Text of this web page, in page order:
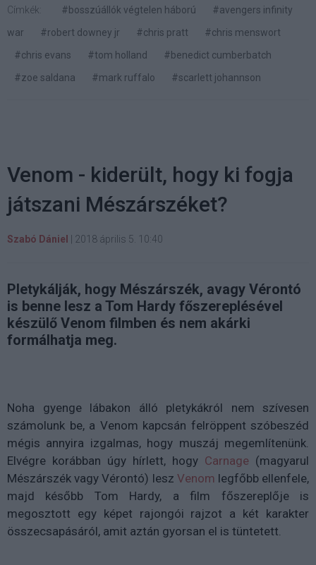
Címkék: #bosszúállók végtelen háború
#avengers infinity
war
#robert downey jr #chris pratt
#chris menswort
#chris evans
#tom holland
#benedict cumberbatch
#zoe saldana
#mark ruffalo #scarlett johannson
Venom - kiderült, hogy ki fogja
játszani Mészárszéket?
Szabó Dániel 2018 április 5. 10:40
Pletykálják, hogy Mészárszék, avagy Vérontó
is benne lesz a Tom Hardy főszereplésével
készülő Venom filmben és nem akárki
formálhatja meg.
Noha gyenge lábakon álló pletykákról nem szívesen
számolunk be, a Venom kapcsán felröppent szóbeszéd
mégis annyira izgalmas, hogy muszáj megemlítenünk.
Elvégre korábban úgy hírlett, hogy Carnage (magyarul
Mészárszék vagy Vérontó) lesz Venom legfőbb ellenfele,
majd később Tom Hardy, a film főszereplője is
megosztott egy képet rajongói rajzot a két karakter
összecsapásáról, amit aztán gyorsan el is tüntetett.